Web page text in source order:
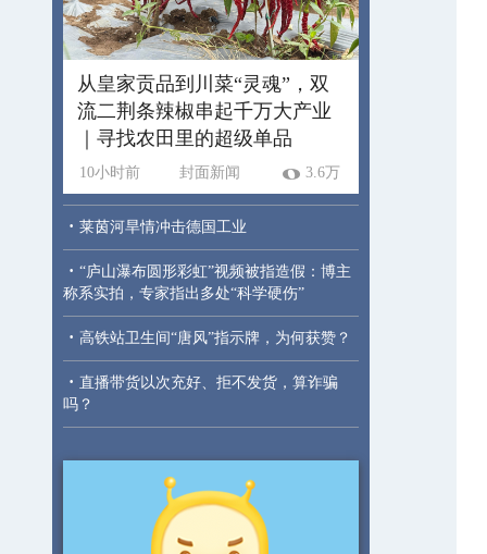
从皇家贡品到川菜“灵魂”，双
流二荆条辣椒串起千万大产业
｜寻找农田里的超级单品
10小时前 封面新闻 3.6万
· 莱茵河旱情冲击德国工业
· “庐山瀑布圆形彩虹”视频被指造假：博主
称系实拍，专家指出多处“科学硬伤”
· 高铁站卫生间“唐风”指示牌，为何获赞？
· 直播带货以次充好、拒不发货，算诈骗
吗？